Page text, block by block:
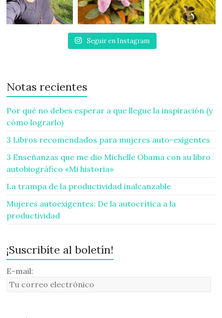
Seguir en Instagram
Notas recientes
Por qué no debes esperar a que llegue la inspiración (y
cómo lograrlo)
3 Libros recomendados para mujeres auto-exigentes
3 Enseñanzas que me dio Michelle Obama con su libro
autobiográfico «Mi historia»
La trampa de la productividad inalcanzable
Mujeres autoexigentes: De la autocrítica a la
productividad
¡Suscribíte al boletín!
E-mail: